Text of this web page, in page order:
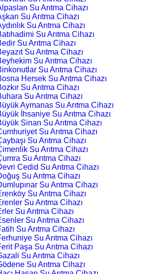
Su Arıtma Cihazı
Su Arıtma Cihazı
Su Arıtma Cihazı
Su Arıtma Cihazı
Su Arıtma Cihazı
Su Arıtma Cihazı
Su Arıtma Cihazı
Su Arıtma Cihazı
Hersek Su Arıtma Cihazı
Su Arıtma Cihazı
Su Arıtma Cihazı
Aymanas Su Arıtma Cihazı
İhsaniye Su Arıtma Cihazı
Sinan Su Arıtma Cihazı
Su Arıtma Cihazı
Su Arıtma Cihazı
Su Arıtma Cihazı
Su Arıtma Cihazı
Cedid Su Arıtma Cihazı
Su Arıtma Cihazı
Su Arıtma Cihazı
Su Arıtma Cihazı
Su Arıtma Cihazı
Su Arıtma Cihazı
Su Arıtma Cihazı
Su Arıtma Cihazı
Su Arıtma Cihazı
Paşa Su Arıtma Cihazı
Su Arıtma Cihazı
Su Arıtma Cihazı